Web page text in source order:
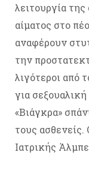
λειτουργία
αίματος στο
αναφέρουν
την
λιγότεροι από
για
«Βιάγκρα»
τους
Ιατρικής